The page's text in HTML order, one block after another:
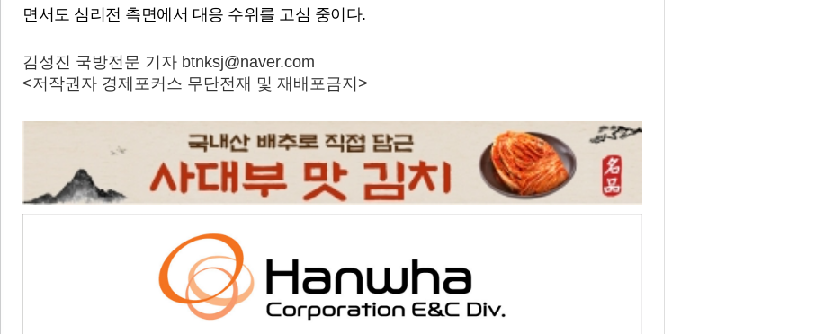
면서도 심리전 측면에서 대응 수위를 고심 중이다.
김성진 국방전문 기자 btnksj@naver.com
<저작권자 경제포커스 무단전재 및 재배포금지>